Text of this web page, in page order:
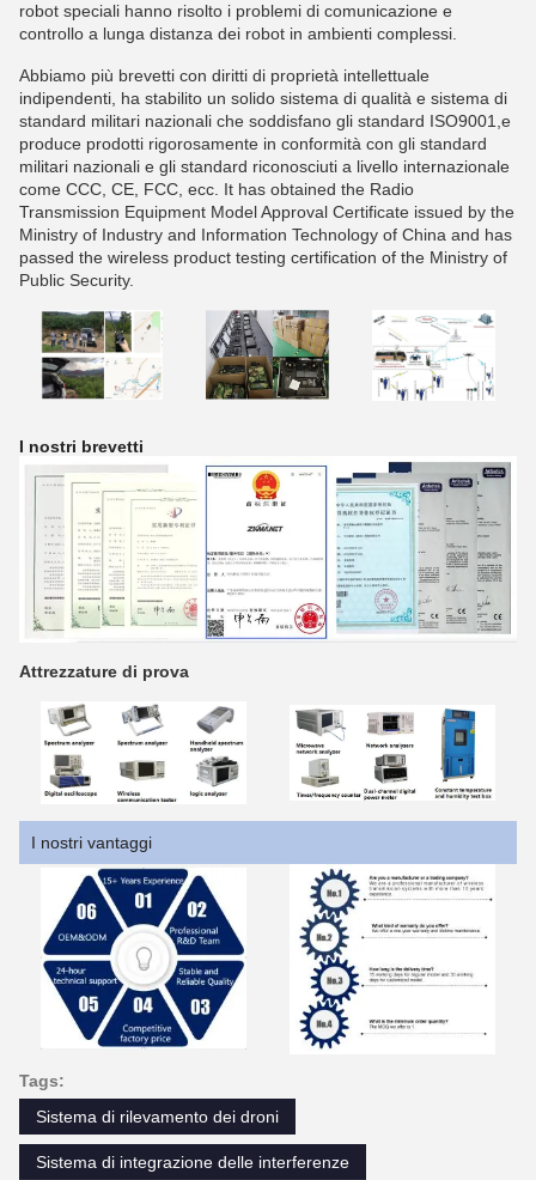
robot speciali hanno risolto i problemi di comunicazione e
controllo a lunga distanza dei robot in ambienti complessi.
Abbiamo più brevetti con diritti di proprietà intellettuale
indipendenti, ha stabilito un solido sistema di qualità e sistema di
standard militari nazionali che soddisfano gli standard ISO9001,e
produce prodotti rigorosamente in conformità con gli standard
militari nazionali e gli standard riconosciuti a livello internazionale
come CCC, CE, FCC, ecc. It has obtained the Radio
Transmission Equipment Model Approval Certificate issued by the
Ministry of Industry and Information Technology of China and has
passed the wireless product testing certification of the Ministry of
Public Security.
I nostri brevetti
Attrezzature di prova
I nostri vantaggi
Tags:
Sistema di rilevamento dei droni
Sistema di integrazione delle interferenze